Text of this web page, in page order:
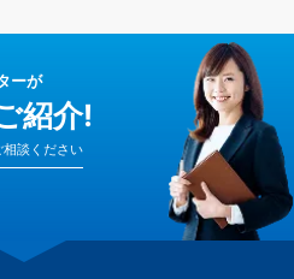
ーが
紹介!
談ください